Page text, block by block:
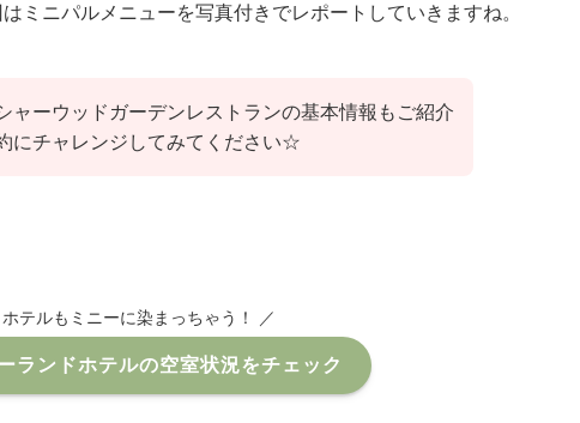
ミニパルメニューを写真付きでレポートしていきますね。
ャーウッドガーデンレストランの基本情報もご紹介
にチャレンジしてみてください☆
ホテルもミニーに染まっちゃう！ ／
ランドホテルの空室状況をチェック